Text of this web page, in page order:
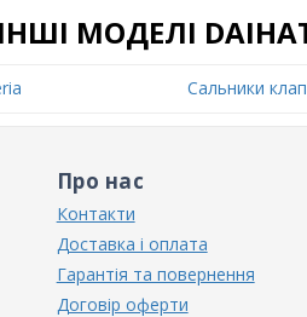
МОДЕЛІ
Сальники
Про нас
Контакти
Доставка і оплата
Гарантія та повернення
Договір оферти